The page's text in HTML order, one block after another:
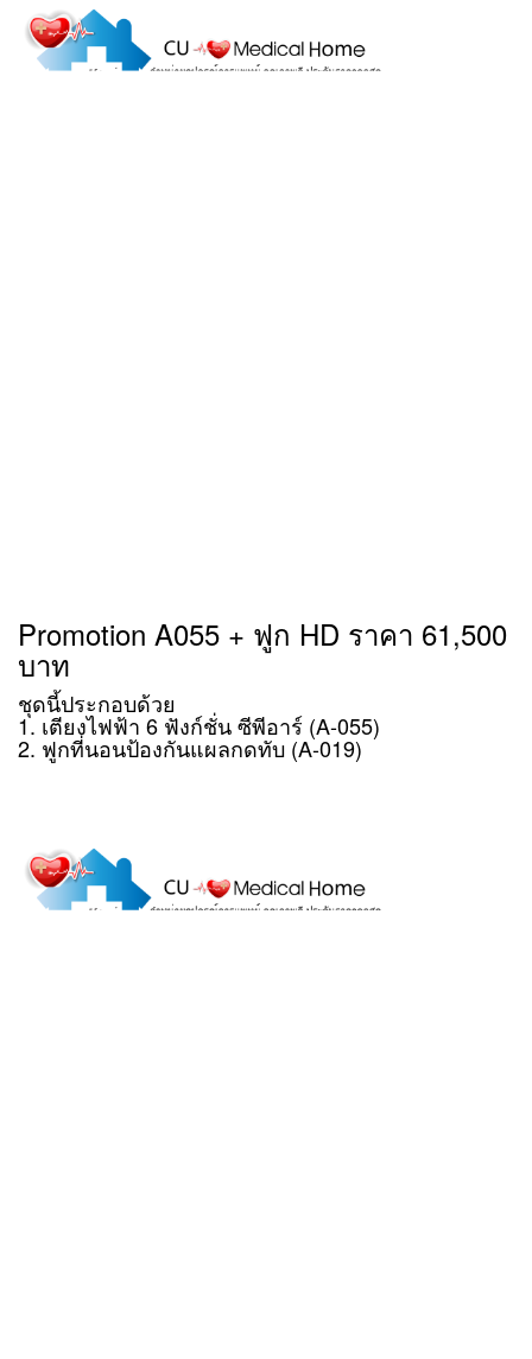
Promotion A055 + ฟูก HD ราคา 61,500
บาท
ชุดนี้ประกอบด้วย
1. เตียงไฟฟ้า 6 ฟังก์ชั่น ซีพีอาร์ (A-055)
2. ฟูกที่นอนป้องกันแผลกดทับ (A-019)